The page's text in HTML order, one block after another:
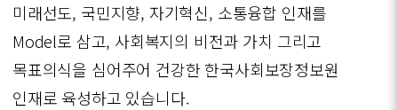
미래선도, 국민지향, 자기혁신, 소통융합 인재를
Model로 삼고, 사회복지의 비전과 가치 그리고
목표의식을 심어주어 건강한 한국사회보장정보원
인재로 육성하고 있습니다.